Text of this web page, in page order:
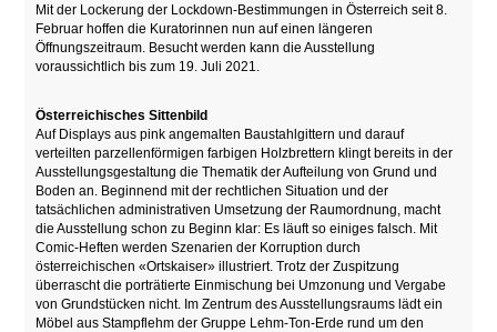
Mit der Lockerung der Lockdown-Bestimmungen in Österreich seit 8.
Februar hoffen die Kuratorinnen nun auf einen längeren
Öffnungszeitraum. Besucht werden kann die Ausstellung
voraussichtlich bis zum 19. Juli 2021.
Österreichisches Sittenbild
Auf Displays aus pink angemalten Baustahlgittern und darauf
verteilten parzellenförmigen farbigen Holzbrettern klingt bereits in der
Ausstellungsgestaltung die Thematik der Aufteilung von Grund und
Boden an. Beginnend mit der rechtlichen Situation und der
tatsächlichen administrativen Umsetzung der Raumordnung, macht
die Ausstellung schon zu Beginn klar: Es läuft so einiges falsch. Mit
Comic-Heften werden Szenarien der Korruption durch
österreichischen «Ortskaiser» illustriert. Trotz der Zuspitzung
überrascht die porträtierte Einmischung bei Umzonung und Vergabe
von Grundstücken nicht. Im Zentrum des Ausstellungsraums lädt ein
Möbel aus Stampflehm der Gruppe Lehm-Ton-Erde rund um den